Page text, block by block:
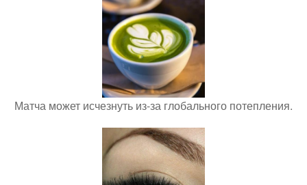
Матча может исчезнуть из-за глобального потепления.